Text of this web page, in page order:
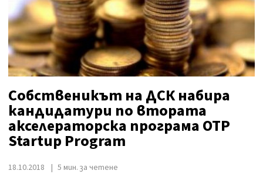
Собственикът на ДСК набира
кандидатури по втората
акселераторска програма OTP
Startup Program
18.10.2018 5 мин. за четене